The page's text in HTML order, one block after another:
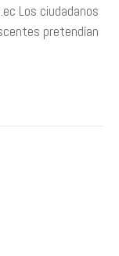
Los ciudadanos
pretendían